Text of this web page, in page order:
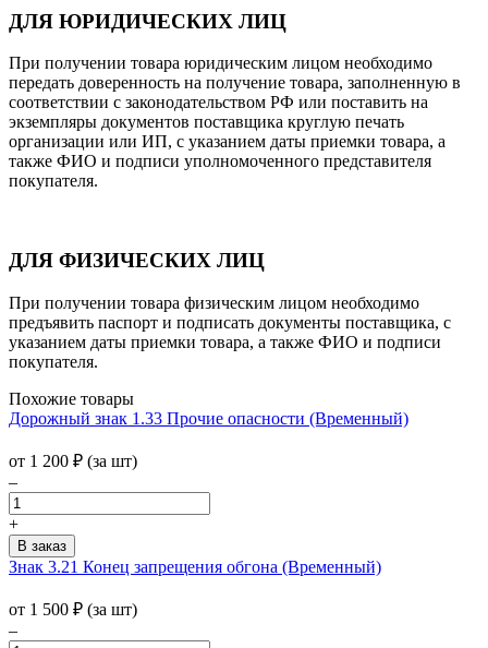
ДЛЯ ЮРИДИЧЕСКИХ ЛИЦ
При получении товара юридическим лицом необходимо
передать доверенность на получение товара, заполненную в
соответствии с законодательством РФ или поставить на
экземпляры документов поставщика круглую печать
организации или ИП, с указанием даты приемки товара, а
также ФИО и подписи уполномоченного представителя
покупателя.
ДЛЯ ФИЗИЧЕСКИХ ЛИЦ
При получении товара физическим лицом необходимо
предъявить паспорт и подписать документы поставщика, с
указанием даты приемки товара, а также ФИО и подписи
покупателя.
Похожие товары
Дорожный знак 1.33 Прочие опасности (Временный)
от 1 200 ₽ (за шт)
–
+
Знак 3.21 Конец запрещения обгона (Временный)
от 1 500 ₽ (за шт)
–